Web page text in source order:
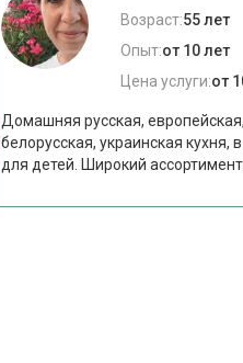
Возраст:55 лет
Опыт:от 10 лет
Цена услуги:от
Домашняя русская, европейская,
белорусская, украинская кухня,
для детей. Широкий ассортимент...